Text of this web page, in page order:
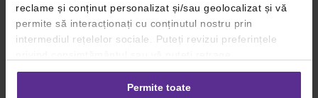
reclame și conținut personalizat și/sau geolocalizat și vă
permite să interacționați cu conținutul nostru prin
intermediul rețelelor sociale. Puteți revizui preferințele
consimțământul oricând, făcând click pe linkul către
setările dvs. de cookie-uri.Permite toate